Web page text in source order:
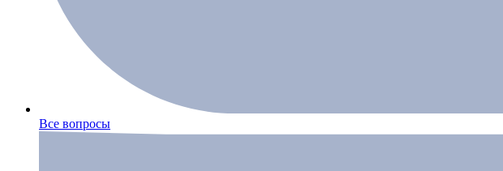
Все вопросы